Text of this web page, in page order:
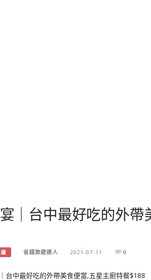
｜台中最好吃的外
省錢旅遊達人 2021-07-11 0